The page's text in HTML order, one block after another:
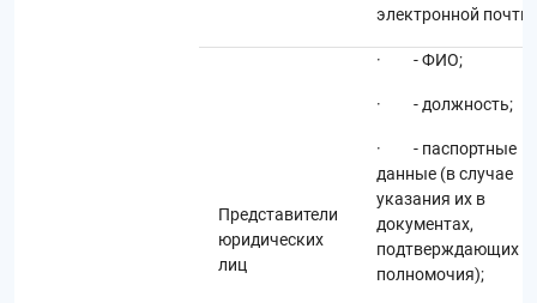
электронной почты;
Представители
юридических
лиц
· - ФИО;
· - должность;
· - паспортные
данные (в случае
указания их в
документах,
подтверждающих
полномочия);